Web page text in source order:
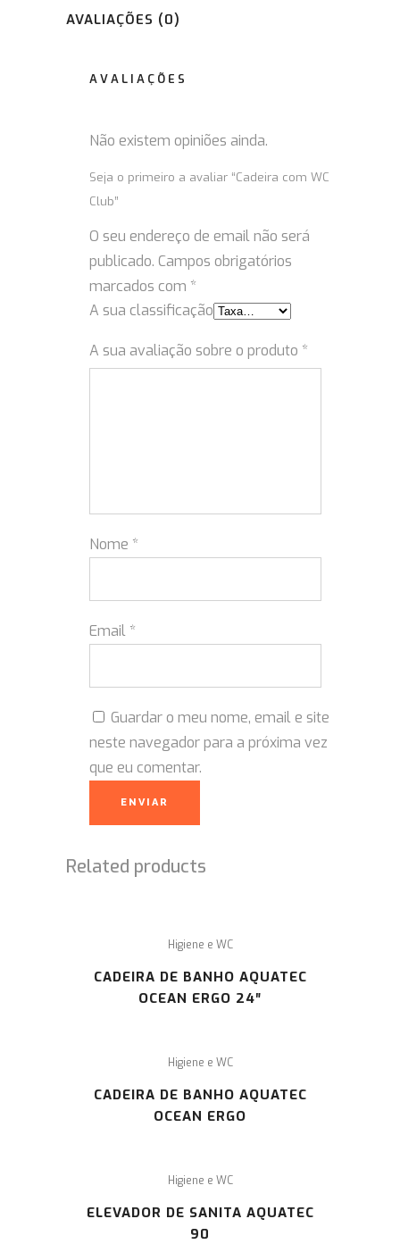
AVALIAÇÕES (0)
AVALIAÇÕES
Não existem opiniões ainda.
Seja o primeiro a avaliar “Cadeira com WC
Club”
O seu endereço de email não será
publicado. Campos obrigatórios
marcados com *
A sua classificação
A sua avaliação sobre o produto *
Nome *
Email *
Guardar o meu nome, email e site
neste navegador para a próxima vez
que eu comentar.
Related products
Higiene e WC
CADEIRA DE BANHO AQUATEC
OCEAN ERGO 24″
Higiene e WC
CADEIRA DE BANHO AQUATEC
OCEAN ERGO
Higiene e WC
ELEVADOR DE SANITA AQUATEC
90